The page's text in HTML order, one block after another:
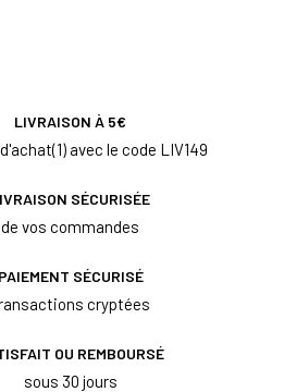
LIVRAISON À 5€
avec le code LIV149
SÉCURISÉE
de vos commandes
PAIEMENT SÉCURISÉ
cryptées
OU REMBOURSÉ
sous 30 jours